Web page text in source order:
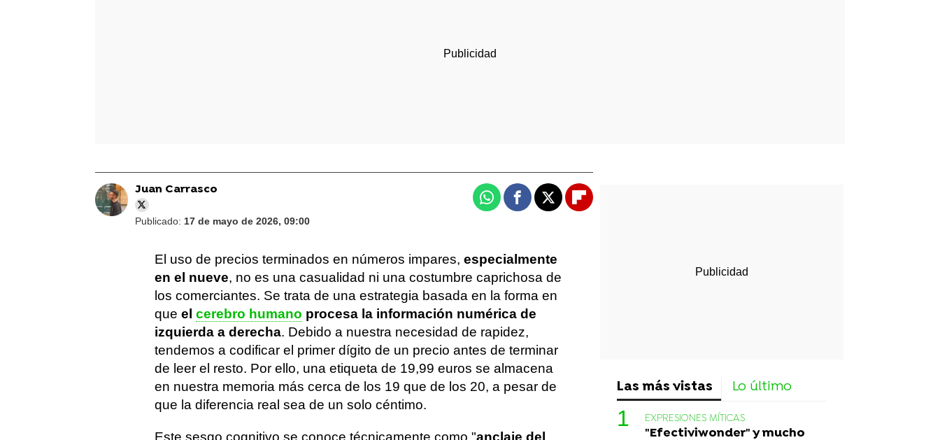
Juan Carrasco
Publicado: 17 de mayo de 2026, 09:00
WhatsappFacebook
X Flipboard
El uso de precios terminados en números impares, especialmente
en el nueve, no es una casualidad ni una costumbre caprichosa de
los comerciantes. Se trata de una estrategia basada en la forma en
que el cerebro humano procesa la información numérica de
izquierda a derecha. Debido a nuestra necesidad de rapidez,
tendemos a codificar el primer dígito de un precio antes de terminar
de leer el resto. Por ello, una etiqueta de 19,99 euros se almacena
en nuestra memoria más cerca de los 19 que de los 20, a pesar de
que la diferencia real sea de un solo céntimo.
Este sesgo cognitivo se conoce técnicamente como "anclaje del
Las más vistas Lo último
EXPRESIONES MÍTICAS
"Efectiviwonder" y mucho